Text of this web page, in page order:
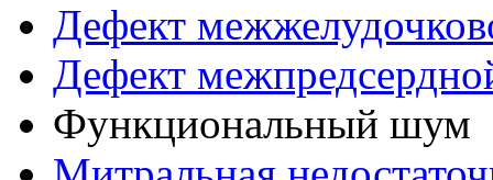
Дефект
Дефект
Функциональный шум